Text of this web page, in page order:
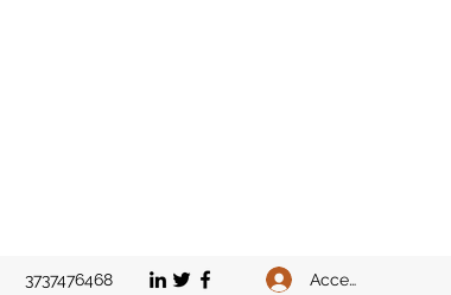
3737476468 Accedi